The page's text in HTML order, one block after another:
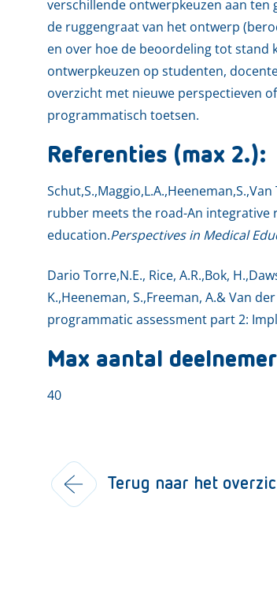
verschillende ontwerpkeuzen aan ten
de ruggengraat van het ontwerp
en over hoe de beoordeling tot stand
ontwerpkeuzen op studenten,
overzicht met nieuwe perspectieven
programmatisch toetsen.
Referenties (max 2.):
rubber meets the road-An integrative
education.Perspectives in Medical
Dario Torre,N.E., Rice, A.R.,Bok,
K.,Heeneman, S.,Freeman, A.& Van
programmatic assessment part 2:
Max aantal
40
Terug naar het